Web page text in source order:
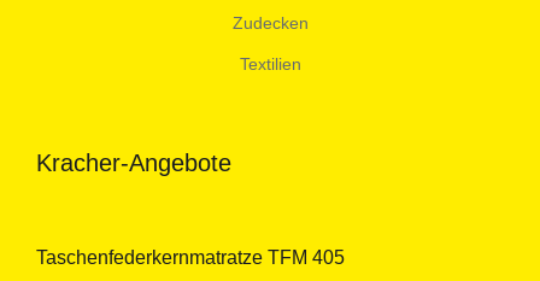
Zudecken
Textilien
Kracher-Angebote
Taschenfederkernmatratze TFM 405